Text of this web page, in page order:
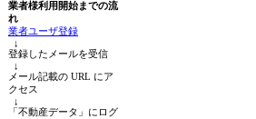
業者様利用開始までの流
れ
業者ユーザ登録
↓
登録したメールを受信
↓
メール記載の URL にア
クセス
↓
「不動産データ」にログ